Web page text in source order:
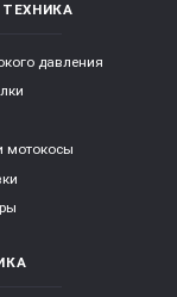
давления
мотокосы